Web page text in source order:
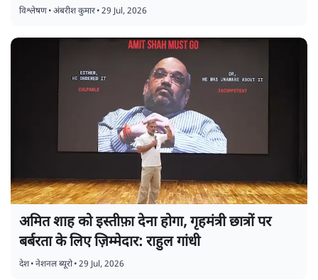
विश्लेषण•अंबरीश कुमार•29 Jul, 2026
अमित शाह को इस्तीफ़ा देना होगा, गृहमंत्री छात्रों पर
बर्बरता के लिए ज़िम्मेदार: राहुल गांधी
देश•नेशनल ब्यूरो•29 Jul, 2026